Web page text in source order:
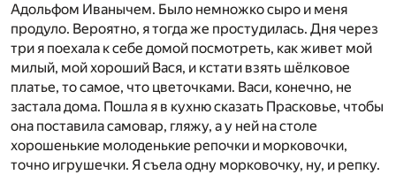
Адольфом Иванычем. Было немножко сыро и меня
продуло. Вероятно, я тогда же простудилась. Дня через
три я поехала к себе домой посмотреть, как живет мой
милый, мой хороший Вася, и кстати взять шёлковое
платье, то самое, что цветочками. Васи, конечно, не
застала дома. Пошла я в кухню сказать Прасковье, чтобы
она поставила самовар, гляжу, а у ней на столе
хорошенькие молоденькие репочки и морковочки,
точно игрушечки. Я съела одну морковочку, ну, и репку.